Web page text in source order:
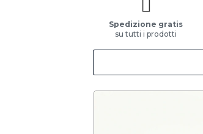
Spedizione gratis
su tutti i prodotti